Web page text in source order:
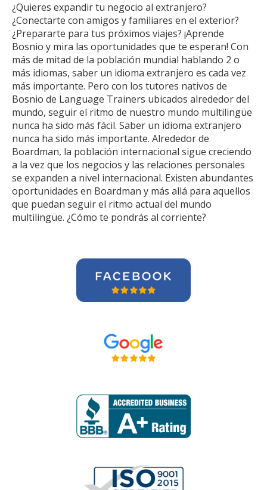
¿Quieres expandir tu negocio al extranjero?
¿Conectarte con amigos y familiares en el exterior?
¿Prepararte para tus próximos viajes? ¡Aprende
Bosnio y mira las oportunidades que te esperan! Con
más de mitad de la población mundial hablando 2 o
más idiomas, saber un idioma extranjero es cada vez
más importante. Pero con los tutores nativos de
Bosnio de Language Trainers ubicados alrededor del
mundo, seguir el ritmo de nuestro mundo multilingüe
nunca ha sido más fácil. Saber un idioma extranjero
nunca ha sido más importante. Alrededor de
Boardman, la población internacional sigue creciendo
a la vez que los negocios y las relaciones personales
se expanden a nivel internacional. Existen abundantes
oportunidades en Boardman y más allá para aquellos
que puedan seguir el ritmo actual del mundo
multilingüe. ¿Cómo te pondrás al corriente?